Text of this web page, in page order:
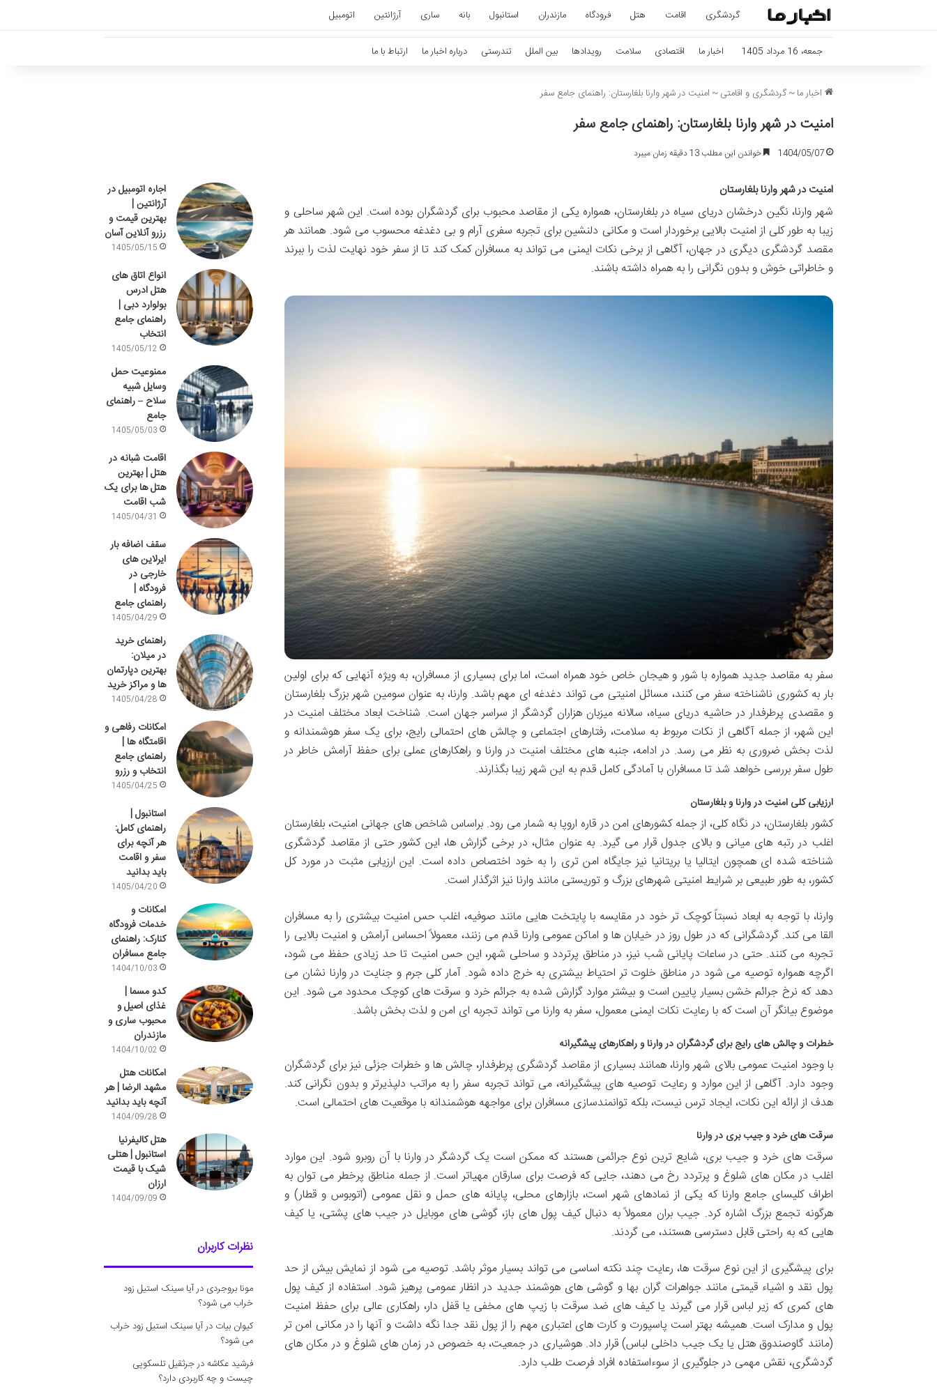
گردشگری اقامت هتل فرودگاه مازندران استانبول بانه ساری آرژانتین اتومبیل
جمعه، 16 مرداد 1405 اخبار ما اقتصادی سلامت رویدادها بین الملل تندرستی درباره اخبار ما ارتباط با ما
اخبار ما ~ گردشگری و اقامتی ~ امنیت در شهر وارنا بلغارستان: راهنمای جامع سفر
امنیت در شهر وارنا بلغارستان: راهنمای جامع سفر
1404/05/07 خواندن این مطلب 13 دقیقه زمان میبرد
امنیت در شهر وارنا بلغارستان
شهر وارنا، نگین درخشان دریای سیاه در بلغارستان، همواره یکی از مقاصد محبوب برای گردشگران بوده است. این شهر ساحلی و
زیبا به طور کلی از امنیت بالایی برخوردار است و مکانی دلنشین برای تجربه سفری آرام و بی دغدغه محسوب می شود. همانند هر
مقصد گردشگری دیگری در جهان، آگاهی از برخی نکات ایمنی می تواند به مسافران کمک کند تا از سفر خود نهایت لذت را ببرند
و خاطراتی خوش و بدون نگرانی را به همراه داشته باشند.
سفر به مقاصد جدید همواره با شور و هیجان خاص خود همراه است، اما برای بسیاری از مسافران، به ویژه آنهایی که برای اولین
بار به کشوری ناشناخته سفر می کنند، مسائل امنیتی می تواند دغدغه ای مهم باشد. وارنا، به عنوان سومین شهر بزرگ بلغارستان
و مقصدی پرطرفدار در حاشیه دریای سیاه، سالانه میزبان هزاران گردشگر از سراسر جهان است. شناخت ابعاد مختلف امنیت در
این شهر، از جمله آگاهی از نکات مربوط به سلامت، رفتارهای اجتماعی و چالش های احتمالی رایج، برای یک سفر هوشمندانه و
لذت بخش ضروری به نظر می رسد. در ادامه، جنبه های مختلف امنیت در وارنا و راهکارهای عملی برای حفظ آرامش خاطر در
طول سفر بررسی خواهد شد تا مسافران با آمادگی کامل قدم به این شهر زیبا بگذارند.
ارزیابی کلی امنیت در وارنا و بلغارستان
کشور بلغارستان، در نگاه کلی، از جمله کشورهای امن در قاره اروپا به شمار می رود. براساس شاخص های جهانی امنیت، بلغارستان
اغلب در رتبه های میانی و بالای جدول قرار می گیرد. به عنوان مثال، در برخی گزارش ها، این کشور حتی از مقاصد گردشگری
شناخته شده ای همچون ایتالیا یا بریتانیا نیز جایگاه امن تری را به خود اختصاص داده است. این ارزیابی مثبت در مورد کل
کشور، به طور طبیعی بر شرایط امنیتی شهرهای بزرگ و توریستی مانند وارنا نیز اثرگذار است.
وارنا، با توجه به ابعاد نسبتاً کوچک تر خود در مقایسه با پایتخت هایی مانند صوفیه، اغلب حس امنیت بیشتری را به مسافران
القا می کند. گردشگرانی که در طول روز در خیابان ها و اماکن عمومی وارنا قدم می زنند، معمولاً احساس آرامش و امنیت بالایی را
تجربه می کنند. حتی در ساعات پایانی شب نیز، در مناطق پرتردد و ساحلی شهر، این حس امنیت تا حد زیادی حفظ می شود،
اگرچه همواره توصیه می شود در مناطق خلوت تر احتیاط بیشتری به خرج داده شود. آمار کلی جرم و جنایت در وارنا نشان می
دهد که نرخ جرائم خشن بسیار پایین است و بیشتر موارد گزارش شده به جرائم خرد و سرقت های کوچک محدود می شود. این
موضوع بیانگر آن است که با رعایت نکات ایمنی معمول، سفر به وارنا می تواند تجربه ای امن و لذت بخش باشد.
خطرات و چالش های رایج برای گردشگران در وارنا و راهکارهای پیشگیرانه
با وجود امنیت عمومی بالای شهر وارنا، همانند بسیاری از مقاصد گردشگری پرطرفدار، چالش ها و خطرات جزئی نیز برای گردشگران
وجود دارد. آگاهی از این موارد و رعایت توصیه های پیشگیرانه، می تواند تجربه سفر را به مراتب دلپذیرتر و بدون نگرانی کند.
هدف از ارائه این نکات، ایجاد ترس نیست، بلکه توانمندسازی مسافران برای مواجهه هوشمندانه با موقعیت های احتمالی است.
سرقت های خرد و جیب بری در وارنا
سرقت های خرد و جیب بری، شایع ترین نوع جرائمی هستند که ممکن است یک گردشگر در وارنا با آن روبرو شود. این موارد
اغلب در مکان های شلوغ و پرتردد رخ می دهند، جایی که فرصت برای سارقان مهیاتر است. از جمله مناطق پرخطر می توان به
اطراف کلیسای جامع وارنا که یکی از نمادهای شهر است، بازارهای محلی، پایانه های حمل و نقل عمومی (اتوبوس و قطار) و
هرگونه تجمع بزرگ اشاره کرد. جیب بران معمولاً به دنبال کیف پول های باز، گوشی های موبایل در جیب های پشتی، یا کیف
هایی که به راحتی قابل دسترسی هستند، می گردند.
برای پیشگیری از این نوع سرقت ها، رعایت چند نکته اساسی می تواند بسیار موثر باشد. توصیه می شود از نمایش بیش از حد
پول نقد و اشیاء قیمتی مانند جواهرات گران بها و گوشی های هوشمند جدید در انظار عمومی پرهیز شود. استفاده از کیف پول
های کمری که زیر لباس قرار می گیرند یا کیف های ضد سرقت با زیپ های مخفی یا قفل دار، راهکاری عالی برای حفظ امنیت
پول و مدارک است. همیشه بهتر است پاسپورت و کارت های اعتباری مهم را از پول نقد جدا نگه داشت و آنها را در مکانی امن تر
(مانند گاوصندوق هتل یا یک جیب داخلی لباس) قرار داد. هوشیاری در جمعیت، به خصوص در زمان های شلوغ و در مکان های
گردشگری، نقش مهمی در جلوگیری از سوءاستفاده افراد فرصت طلب دارد.
اجاره اتومبیل در
آرژانتین |
بهترین قیمت و
رزرو آنلاین آسان
1405/05/15
انواع اتاق های
هتل ادرس
بولوارد دبی |
راهنمای جامع
انتخاب
1405/05/12
ممنوعیت حمل
وسایل شبیه
سلاح – راهنمای
جامع
1405/05/03
اقامت شبانه در
هتل | بهترین
هتل ها برای یک
شب اقامت
1405/04/31
سقف اضافه بار
ایرلاین های
خارجی در
فرودگاه |
راهنمای جامع
1405/04/29
راهنمای خرید
در میلان:
بهترین دپارتمان
ها و مراکز خرید
1405/04/28
امکانات رفاهی و
اقامتگاه ها |
راهنمای جامع
انتخاب و رزرو
1405/04/25
استانبول |
راهنمای کامل:
هر آنچه برای
سفر و اقامت
باید بدانید
1405/04/20
امکانات و
خدمات فرودگاه
کنارک: راهنمای
جامع مسافران
1404/10/03
کدو مسما |
غذای اصیل و
محبوب ساری و
مازندران
1404/10/02
امکانات هتل
مشهد الرضا | هر
آنچه باید بدانید
1404/09/28
هتل کالیفرنیا
استانبول | هتلی
شیک با قیمت
ارزان
1404/09/09
نظرات کاربران
مونا بروجردی درآیا سینک استیل زود
خراب می شود؟
کیوان بیات درآیا سینک استیل زود خراب
می شود؟
فرشید عکاشه درجرثقیل تلسکوپی
چیست و چه کاربردی دارد؟